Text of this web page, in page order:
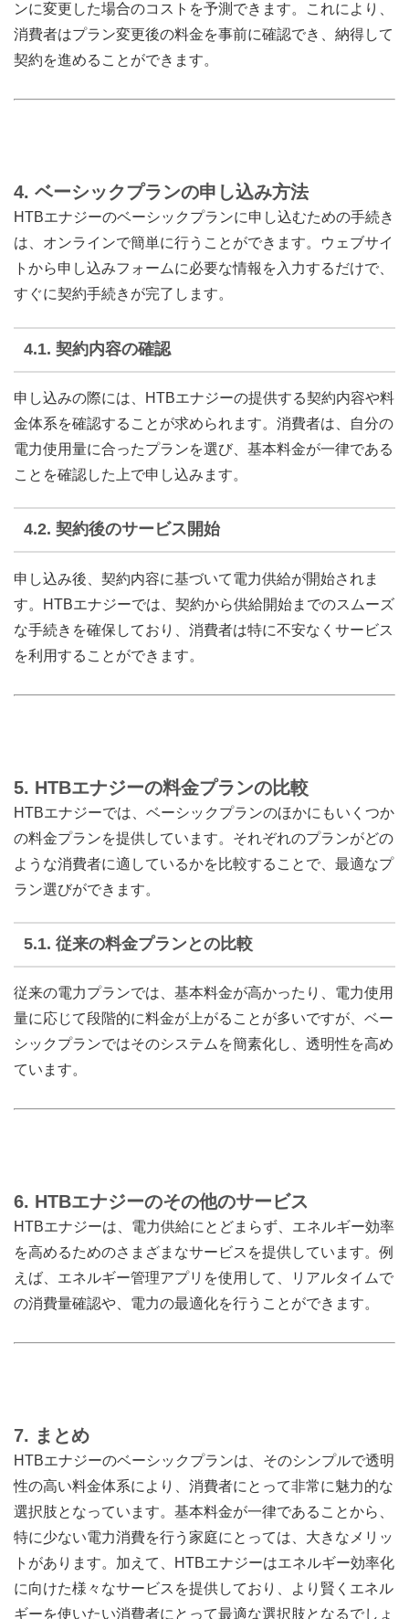
ンに変更した場合のコストを予測できます。これにより、
消費者はプラン変更後の料金を事前に確認でき、納得して
契約を進めることができます。
4. ベーシックプランの申し込み方法
HTBエナジーのベーシックプランに申し込むための手続き
は、オンラインで簡単に行うことができます。ウェブサイ
トから申し込みフォームに必要な情報を入力するだけで、
すぐに契約手続きが完了します。
4.1. 契約内容の確認
申し込みの際には、HTBエナジーの提供する契約内容や料
金体系を確認することが求められます。消費者は、自分の
電力使用量に合ったプランを選び、基本料金が一律である
ことを確認した上で申し込みます。
4.2. 契約後のサービス開始
申し込み後、契約内容に基づいて電力供給が開始されま
す。HTBエナジーでは、契約から供給開始までのスムーズ
な手続きを確保しており、消費者は特に不安なくサービス
を利用することができます。
5. HTBエナジーの料金プランの比較
HTBエナジーでは、ベーシックプランのほかにもいくつか
の料金プランを提供しています。それぞれのプランがどの
ような消費者に適しているかを比較することで、最適なプ
ラン選びができます。
5.1. 従来の料金プランとの比較
従来の電力プランでは、基本料金が高かったり、電力使用
量に応じて段階的に料金が上がることが多いですが、ベー
シックプランではそのシステムを簡素化し、透明性を高め
ています。
6. HTBエナジーのその他のサービス
HTBエナジーは、電力供給にとどまらず、エネルギー効率
を高めるためのさまざまなサービスを提供しています。例
えば、エネルギー管理アプリを使用して、リアルタイムで
の消費量確認や、電力の最適化を行うことができます。
7. まとめ
HTBエナジーのベーシックプランは、そのシンプルで透明
性の高い料金体系により、消費者にとって非常に魅力的な
選択肢となっています。基本料金が一律であることから、
特に少ない電力消費を行う家庭にとっては、大きなメリッ
トがあります。加えて、HTBエナジーはエネルギー効率化
に向けた様々なサービスを提供しており、より賢くエネル
ギーを使いたい消費者にとって最適な選択肢となるでしょ